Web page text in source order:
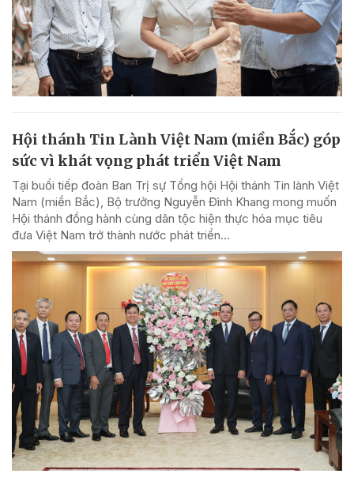
Hội thánh Tin Lành Việt Nam (miền Bắc) góp
sức vì khát vọng phát triển Việt Nam
Tại buổi tiếp đoàn Ban Trị sự Tổng hội Hội thánh Tin lành Việt
Nam (miền Bắc), Bộ trưởng Nguyễn Đình Khang mong muốn
Hội thánh đồng hành cùng dân tộc hiện thực hóa mục tiêu
đưa Việt Nam trở thành nước phát triển...